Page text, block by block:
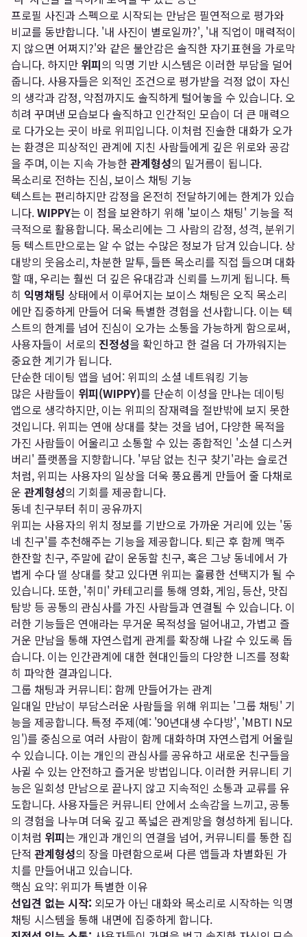
프로필 사진과 스펙으로 시작되는 만남은 필연적으로 평가와
비교를 동반합니다. '내 사진이 별로일까?', '내 직업이 매력적이
지 않으면 어쩌지?'와 같은 불안감은 솔직한 자기표현을 가로막
습니다. 하지만 위피의 익명 기반 시스템은 이러한 부담을 덜어
줍니다. 사용자들은 외적인 조건으로 평가받을 걱정 없이 자신
의 생각과 감정, 약점까지도 솔직하게 털어놓을 수 있습니다. 오
히려 꾸며낸 모습보다 솔직하고 인간적인 모습이 더 큰 매력으
로 다가오는 곳이 바로 위피입니다. 이처럼 진솔한 대화가 오가
는 환경은 피상적인 관계에 지친 사람들에게 깊은 위로와 공감
을 주며, 이는 지속 가능한관계형성의 밑거름이 됩니다.
목소리로 전하는 진심, 보이스 채팅 기능
텍스트는 편리하지만 감정을 온전히 전달하기에는 한계가 있습
니다.WIPPY는 이 점을 보완하기 위해 '보이스 채팅' 기능을 적
극적으로 활용합니다. 목소리에는 그 사람의 감정, 성격, 분위기
등 텍스트만으로는 알 수 없는 수많은 정보가 담겨 있습니다. 상
대방의 웃음소리, 차분한 말투, 들뜬 목소리를 직접 들으며 대화
할 때, 우리는 훨씬 더 깊은 유대감과 신뢰를 느끼게 됩니다. 특
히 익명채팅 상태에서 이루어지는 보이스 채팅은 오직 목소리
에만 집중하게 만들어 더욱 특별한 경험을 선사합니다. 이는 텍
스트의 한계를 넘어 진심이 오가는 소통을 가능하게 함으로써,
사용자들이 서로의 진정성을 확인하고 한 걸음 더 가까워지는
중요한 계기가 됩니다.
단순한 데이팅 앱을 넘어: 위피의 소셜 네트워킹 기능
많은 사람들이 위피(WIPPY)를 단순히 이성을 만나는 데이팅
앱으로 생각하지만, 이는 위피의 잠재력을 절반밖에 보지 못한
것입니다. 위피는 연애 상대를 찾는 것을 넘어, 다양한 목적을
가진 사람들이 어울리고 소통할 수 있는 종합적인 '소셜 디스커
버리' 플랫폼을 지향합니다. '부담 없는 친구 찾기'라는 슬로건
처럼, 위피는 사용자의 일상을 더욱 풍요롭게 만들어 줄 다채로
운 관계형성의 기회를 제공합니다.
동네 친구부터 취미 공유까지
위피는 사용자의 위치 정보를 기반으로 가까운 거리에 있는 '동
네 친구'를 추천해주는 기능을 제공합니다. 퇴근 후 함께 맥주
한잔할 친구, 주말에 같이 운동할 친구, 혹은 그냥 동네에서 가
볍게 수다 떨 상대를 찾고 있다면 위피는 훌륭한 선택지가 될 수
있습니다. 또한, '취미' 카테고리를 통해 영화, 게임, 등산, 맛집
탐방 등 공통의 관심사를 가진 사람들과 연결될 수 있습니다. 이
러한 기능들은 연애라는 무거운 목적성을 덜어내고, 가볍고 즐
거운 만남을 통해 자연스럽게 관계를 확장해 나갈 수 있도록 돕
습니다. 이는 인간관계에 대한 현대인들의 다양한 니즈를 정확
히 파악한 결과입니다.
그룹 채팅과 커뮤니티: 함께 만들어가는 관계
일대일 만남이 부담스러운 사람들을 위해 위피는 '그룹 채팅' 기
능을 제공합니다. 특정 주제(예: '90년대생 수다방', 'MBTI N모
임')를 중심으로 여러 사람이 함께 대화하며 자연스럽게 어울릴
수 있습니다. 이는 개인의 관심사를 공유하고 새로운 친구들을
사귈 수 있는 안전하고 즐거운 방법입니다. 이러한 커뮤니티 기
능은 일회성 만남으로 끝나지 않고 지속적인 소통과 교류를 유
도합니다. 사용자들은 커뮤니티 안에서 소속감을 느끼고, 공통
의 경험을 나누며 더욱 깊고 폭넓은 관계망을 형성하게 됩니다.
이처럼 위피는 개인과 개인의 연결을 넘어, 커뮤니티를 통한 집
단적 관계형성의 장을 마련함으로써 다른 앱들과 차별화된 가
치를 만들어내고 있습니다.
핵심 요약: 위피가 특별한 이유
선입견 없는 시작: 외모가 아닌 대화와 목소리로 시작하는 익명
채팅 시스템을 통해 내면에 집중하게 합니다.